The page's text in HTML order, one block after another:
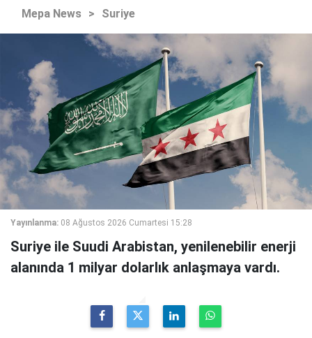
Mepa News > Suriye
Yayınlanma: 08 Ağustos 2026 Cumartesi 15:28
Suriye ile Suudi Arabistan, yenilenebilir enerji
alanında 1 milyar dolarlık anlaşmaya vardı.